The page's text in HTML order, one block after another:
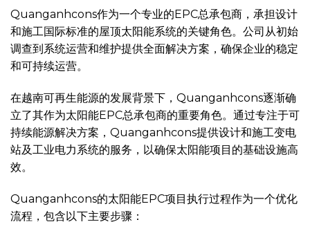
Quanganhcons作为一个专业的EPC总承包商，承担设计
和施工国际标准的屋顶太阳能系统的关键角色。公司从初始
调查到系统运营和维护提供全面解决方案，确保企业的稳定
和可持续运营。
在越南可再生能源的发展背景下，Quanganhcons逐渐确
立了其作为太阳能EPC总承包商的重要角色。通过专注于可
持续能源解决方案，Quanganhcons提供设计和施工变电
站及工业电力系统的服务，以确保太阳能项目的基础设施高
效。
Quanganhcons的太阳能EPC项目执行过程作为一个优化
流程，包含以下主要步骤：